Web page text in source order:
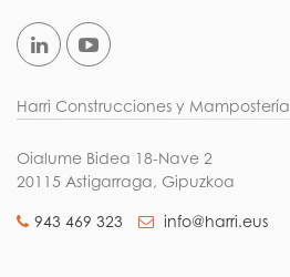
Harri Construcciones y Mampostería
Oialume Bidea 18-Nave 2
20115 Astigarraga, Gipuzkoa
943 469 323 info@harri.eus